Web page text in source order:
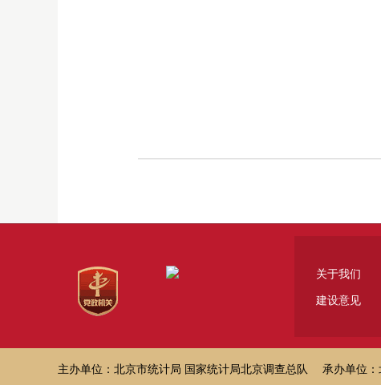
关于我们
建设意见
主办单位：北京市统计局 国家统计局北京调查总队 承办单位：